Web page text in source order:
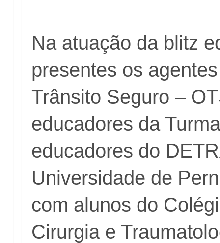
Na atuação da blitz
presentes os
Trânsito Seguro –
educadores da
educadores do
Universidade de
com alunos do
Cirurgia e